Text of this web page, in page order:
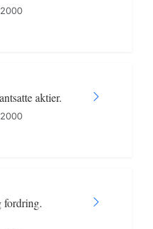
aktier.
fordring.